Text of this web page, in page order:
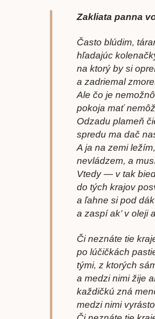
Zakliata panna
Často blúdim,
hľadajúc
na ktorý by si
a zadriemal
Ale čo je
pokoja mať
Odzadu plameň
spredu ma dač
A ja na zemi
nevládzem, a
Vtedy — v tak
do tých krajov
a ľahne si pod
a zaspí ak’ v oleji
Či neznáte tie
po lúčičkách
tými, z ktorých
a medzi nimi žije
každičkú zná
medzi nimi